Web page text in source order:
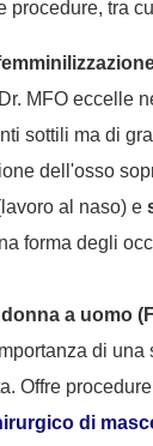
procedure, tra
MFO eccelle
sottili ma di
dell'osso
al naso) e
forma degli
a uomo
di una
Offre
di